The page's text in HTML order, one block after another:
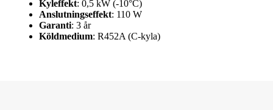
Kyleffekt: 0,5 kW (-10°C)
Anslutningseffekt: 110 W
Garanti: 3 år
Köldmedium: R452A (C-kyla)